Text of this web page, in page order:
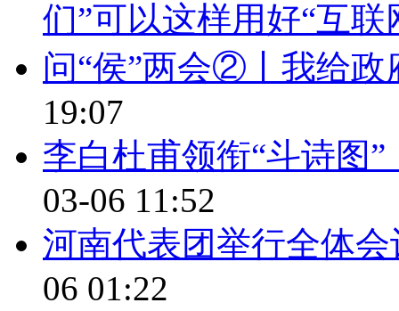
们”可以这样用好“互联
问“侯”两会②丨我给政
19:07
李白杜甫领衔“斗诗图
03-06 11:52
河南代表团举行全体
06 01:22